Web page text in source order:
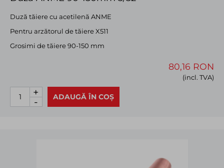
Duză tăiere cu acetilenă ANME
Pentru arzătorul de tăiere X511
Grosimi de tăiere 90-150 mm
80,16 RON
(incl. TVA)
ADAUGĂ ÎN COȘ
+
-